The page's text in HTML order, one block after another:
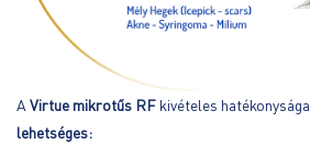
A Virtue mikrotűs RF kivételes hatékonysága
lehetséges: